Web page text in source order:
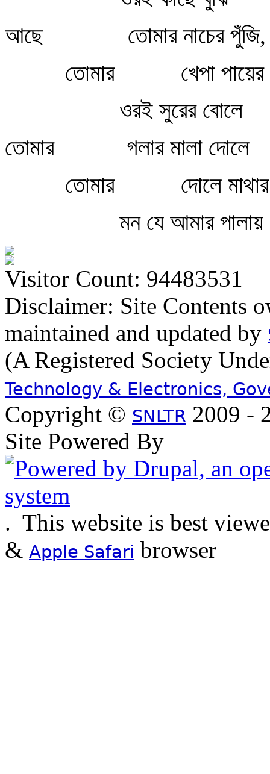
আছে
তোমার নাচের পুঁজি,
তোমার
খেপা
ওরই সুরের বোলে
তোমার
গলার মালা দোলে
তোমার
দোলে
মন যে আমার পালায়
Visitor Count: 94483531
Disclaimer: Site Contents
maintained and updated by
(A Registered Society
Technology & Electronics,
Copyright © SNLTR 2009 -
Site Powered By
. This website is best
& Apple Safari browser